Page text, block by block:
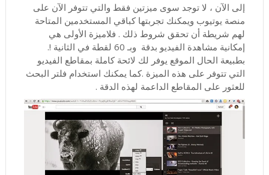
إلى الآن ، لا توجد سوى ميزتين فقط والتي تتوفر الآن على
منصة يوتيوب ويمكنك تجربتها كباقي المستخدمين المتاحة
لهم شريطة أن تحقق شروط ذلك . فلاميزة الأولى هي
إمكانية مشاهدة الفيديو بدقة وبـ 60 لقطة في الثانية !.
بطبيعة الحال الموقع يوفر لك لائحة كاملة بمقاطع الفيديو
التي تتوفر على هذه الميزة .كما يمكنك استخدام فلتر البحث
للعثور على المقاطع الداعمة لهذه الدقة .